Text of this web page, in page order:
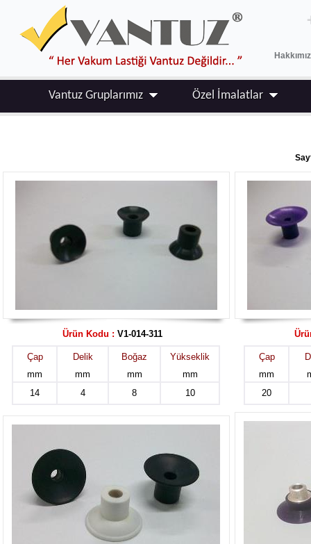
Vantuz Gruplarımız Özel İmalatlar
Ürün Kodu : V1-014-311
Çap
mm
Delik
mm
Boğaz
mm
Yükseklik
mm
14
4 8 10
Çap
mm
20